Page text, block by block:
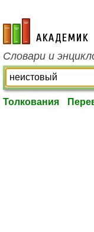
academic.ru
Словари и
Толкования